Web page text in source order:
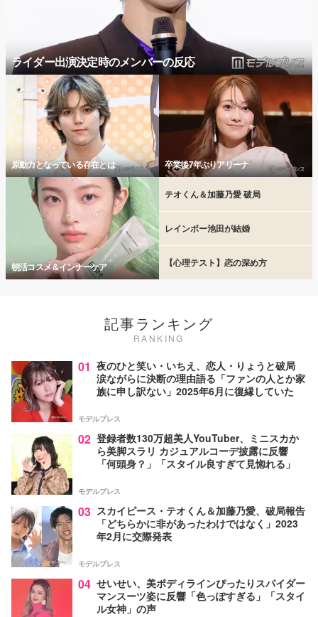
ライダー出演決定時のメンバーの反応
原動力となっている存在とは 卒業後7年ぶりアリーナ
朝活コスメ＆インナーケア
テオくん＆加藤乃愛 破局
レインボー池田が結婚
【心理テスト】恋の深め方
記事ランキング
RANKING
01 夜のひと笑い・いちえ、恋人・りょうと破局
涙ながらに決断の理由語る「ファンの人とか家
族に申し訳ない」2025年6月に復縁していた
モデルプレス
02 登録者数130万超美人YouTuber、ミニスカか
ら美脚スラリ カジュアルコーデ披露に反響
「何頭身？」「スタイル良すぎて見惚れる」
モデルプレス
03 スカイピース・テオくん＆加藤乃愛、破局報告
「どちらかに非があったわけではなく」2023
年2月に交際発表
モデルプレス
04 せいせい、美ボディラインぴったりスパイダー
マンスーツ姿に反響「色っぽすぎる」「スタイ
ル女神」の声